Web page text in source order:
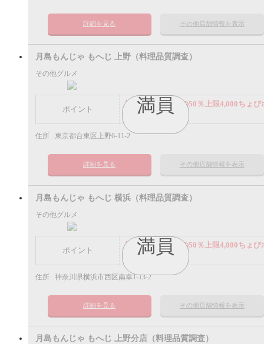
詳細を見る その他店舗情報を表示
満員
月島もんじゃ もへじ 上野（料理品質調査）
その他グルメ
ポイント
謝礼： 飲食代金の50％上限4,000ちょび
イント
住所 : 東京都台東区上野6-11-2
詳細を見る その他店舗情報を表示
満員
月島もんじゃ もへじ 横浜（料理品質調査）
その他グルメ
ポイント
謝礼： 飲食代金の50％上限4,000ちょび
イント
住所 : 神奈川県横浜市西区南幸1-13-2
詳細を見る その他店舗情報を表示
月島もんじゃ もへじ 上野分店（料理品質調査）